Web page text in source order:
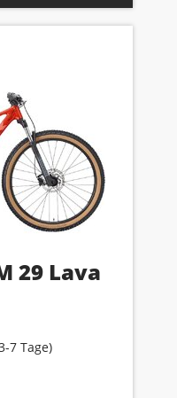
29 Lava
7 Tage)